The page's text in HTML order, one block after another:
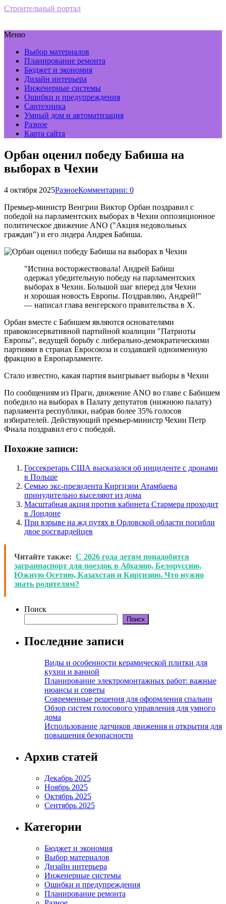
Строительный портал
Меню
Выбор материалов
Планирование ремонта
Бюджет и экономия
Дизайн интерьера
Инженерные системы
Ошибки и предупреждения
Сантехника
Умный дом и автоматизация
Разное
Карта сайта
Орбан оценил победу Бабиша на
выборах в Чехии
4 октября 2025РазноеКомментарии: 0
Премьер-министр Венгрии Виктор Орбан поздравил с
победой на парламентских выборах в Чехии оппозиционное
политическое движение ANO ("Акция недовольных
граждан") и его лидера Андрея Бабиша.
"Истина восторжествовала! Андрей Бабиш
одержал убедительную победу на парламентских
выборах в Чехии. Большой шаг вперед для Чехии
и хорошая новость Европы. Поздравляю, Андрей!"
— написал глава венгерского правительства в Х.
Орбан вместе с Бабишем являются основателями
правоконсервативной партийной коалиции "Патриоты
Европы", ведущей борьбу с либерально-демократическими
партиями в странах Евросоюза и создавшей одноименную
фракцию в Европарламенте.
Стало известно, какая партия выигрывает выборы в Чехии
По сообщениям из Праги, движение ANO во главе с Бабишем
победило на выборах в Палату депутатов (нижнюю палату)
парламента республики, набрав более 35% голосов
избирателей. Действующий премьер-министр Чехии Петр
Фиала поздравил его с победой.
Похожие записи:
Госсекретарь США высказался об инциденте с дронами
в Польше
Семью экс-президента Киргизии Атамбаева
принудительно выселяют из дома
Масштабная акция против кабинета Стармера проходит
в Лондоне
При взрыве на жд путях в Орловской области погибли
двое росгвардейцев
Читайте также: С 2026 года детям понадобится
загранпаспорт для поездок в Абхазию, Белоруссию,
Южную Осетию, Казахстан и Киргизию. Что нужно
знать родителям?
Поиск
Поиск
Последние записи
Виды и особенности керамической плитки для
кухни и ванной
Планирование электромонтажных работ: важные
нюансы и советы
Современные решения для оформления спальни
Обзор систем голосового управления для умного
дома
Использование датчиков движения и открытия для
повышения безопасности
Архив статей
Декабрь 2025
Ноябрь 2025
Октябрь 2025
Сентябрь 2025
Категории
Бюджет и экономия
Выбор материалов
Дизайн интерьера
Инженерные системы
Ошибки и предупреждения
Планирование ремонта